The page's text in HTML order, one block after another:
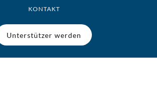
KONTAKT
Unterstützer werden